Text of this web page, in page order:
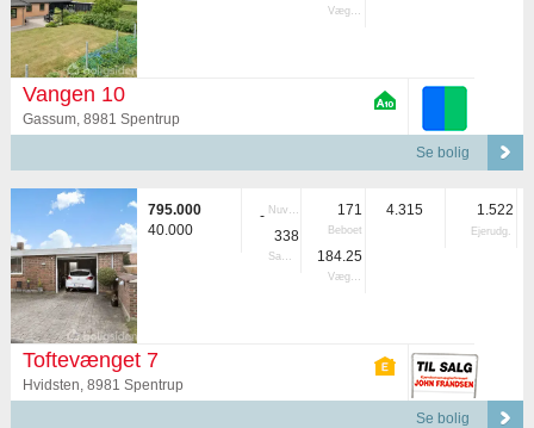
Vægtet
Vangen 10
Gassum, 8981 Spentrup
Se bolig
795.000
40.000
- Nuvær.
338
Samlet
171
Beboet
184.25
Vægtet
4.315 1.522
Ejerudg.
Toftevænget 7
Hvidsten, 8981 Spentrup
Se bolig